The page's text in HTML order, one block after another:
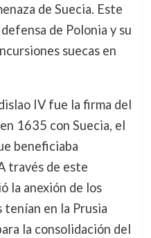
de Suecia. Este
de Polonia y su
suecas en
IV fue la firma del
en 1635 con Suecia, el
beneficiaba
través de este
la anexión de los
en la Prusia
la consolidación del